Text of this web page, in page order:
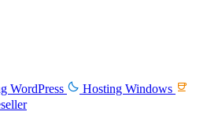
WordPress  Hosting Windows 